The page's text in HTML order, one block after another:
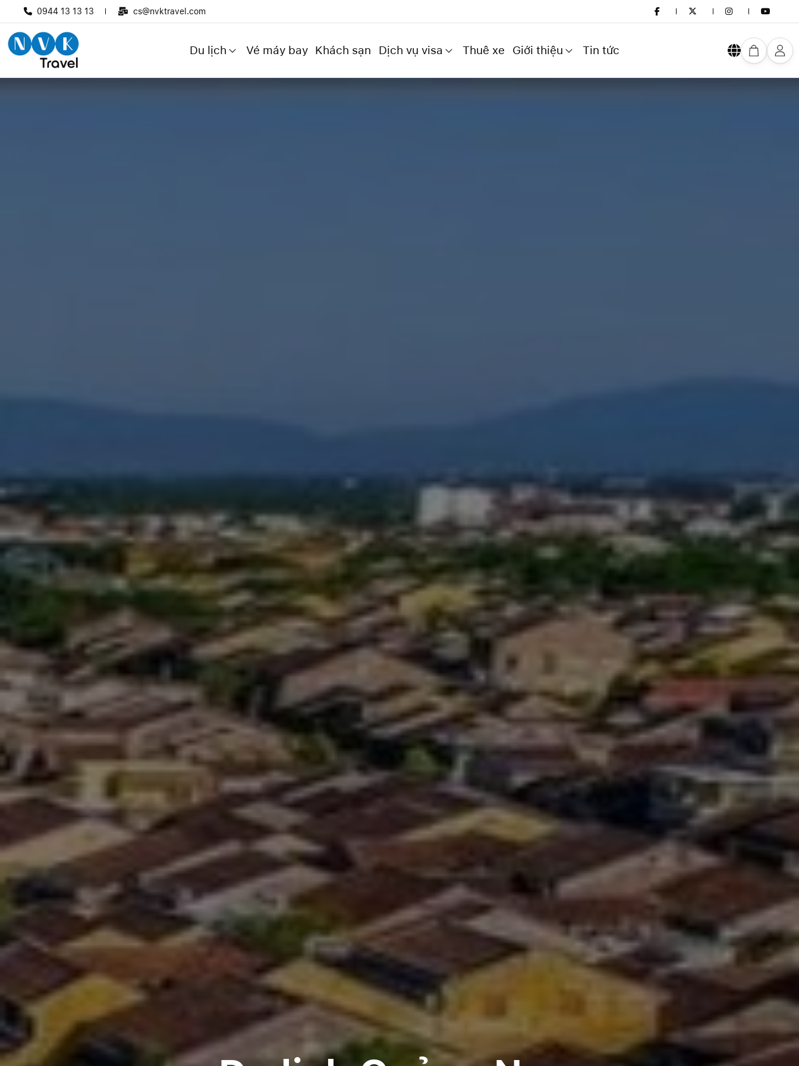
0944 13 13 13 cs@nvktravel.com
Du lịch Vé máy bay Khách sạn Dịch vụ visa Thuê xe Giới thiệu Tin tức